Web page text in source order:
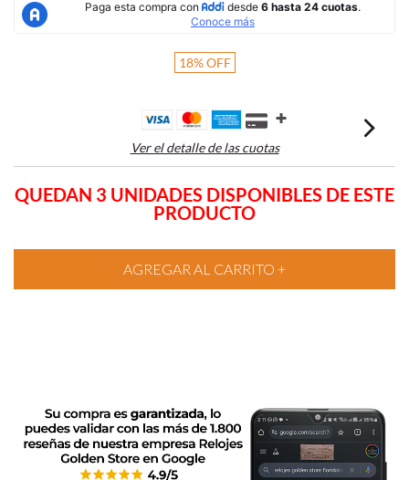
18%OFF
Ver el detalle de las cuotas
QUEDAN 3 UNIDADES DISPONIBLES DE ESTE
PRODUCTO